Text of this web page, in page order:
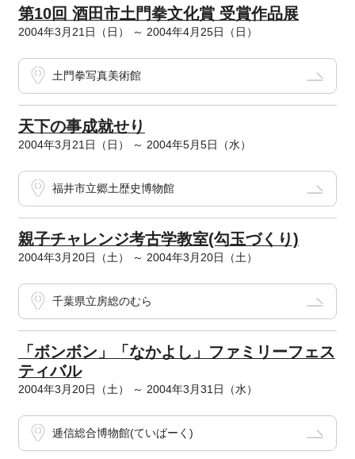
第10回 酒田市土門拳文化賞 受賞作品展
2004年3月21日（日） ～ 2004年4月25日（日）
土門拳写真美術館
天下の事成就せり
2004年3月21日（日） ～ 2004年5月5日（水）
福井市立郷土歴史博物館
親子チャレンジ考古学教室(勾玉づくり)
2004年3月20日（土） ～ 2004年3月20日（土）
千葉県立房総のむら
「ボンボン」「なかよし」ファミリーフェス
ティバル
2004年3月20日（土） ～ 2004年3月31日（水）
逓信総合博物館(ていぱーく)